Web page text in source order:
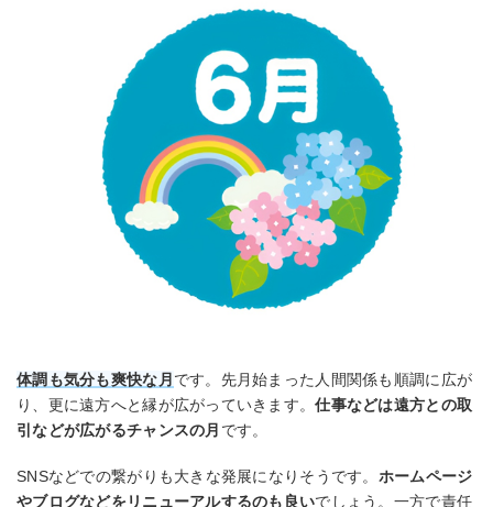
体調も気分も爽快な月 です。先月始まった人間関係も順調に広が
り、更に遠方へと縁が広がっていきます。仕事などは遠方との取
引などが広がるチャンスの月 です。
SNSなどでの繋がりも大きな発展になりそうです。 ホームページ
やブログなどをリニューアルするのも良いでしょう。一方で責任